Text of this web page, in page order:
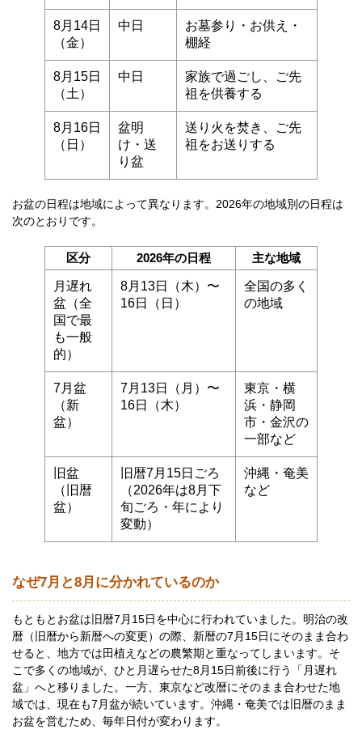
8月14日
（金）
中日
お墓参り・お供え・
棚経
8月15日
（土）
中日
家族で過ごし、ご先
祖を供養する
8月16日
（日）
盆明
け・送
り盆
送り火を焚き、ご先
祖をお送りする
お盆の日程は地域によって異なります。2026年の地域別の日程は
次のとおりです。
区分 2026年の日程 主な地域
月遅れ
盆（全
国で最
も一般
的）
8月13日（木）〜
16日（日）
全国の多く
の地域
7月盆
（新
盆）
7月13日（月）〜
16日（木）
東京・横
浜・静岡
市・金沢の
一部など
旧盆
（旧暦
盆）
旧暦7月15日ごろ
（2026年は8月下
旬ごろ・年により
変動）
沖縄・奄美
など
なぜ7月と8月に分かれているのか
もともとお盆は旧暦7月15日を中心に行われていました。明治の改
暦（旧暦から新暦への変更）の際、新暦の7月15日にそのまま合わ
せると、地方では田植えなどの農繁期と重なってしまいます。そ
こで多くの地域が、ひと月遅らせた8月15日前後に行う「月遅れ
盆」へと移りました。一方、東京など改暦にそのまま合わせた地
域では、現在も7月盆が続いています。沖縄・奄美では旧暦のまま
お盆を営むため、毎年日付が変わります。